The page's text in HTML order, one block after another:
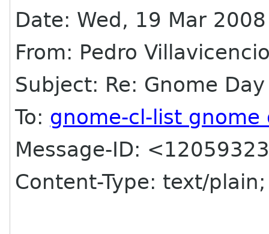
Date: Wed, 19 Mar
From: Pedro
Subject: Re: Gnome Day
To: gnome-cl-list gnome
Message-ID:
Content-Type: text/